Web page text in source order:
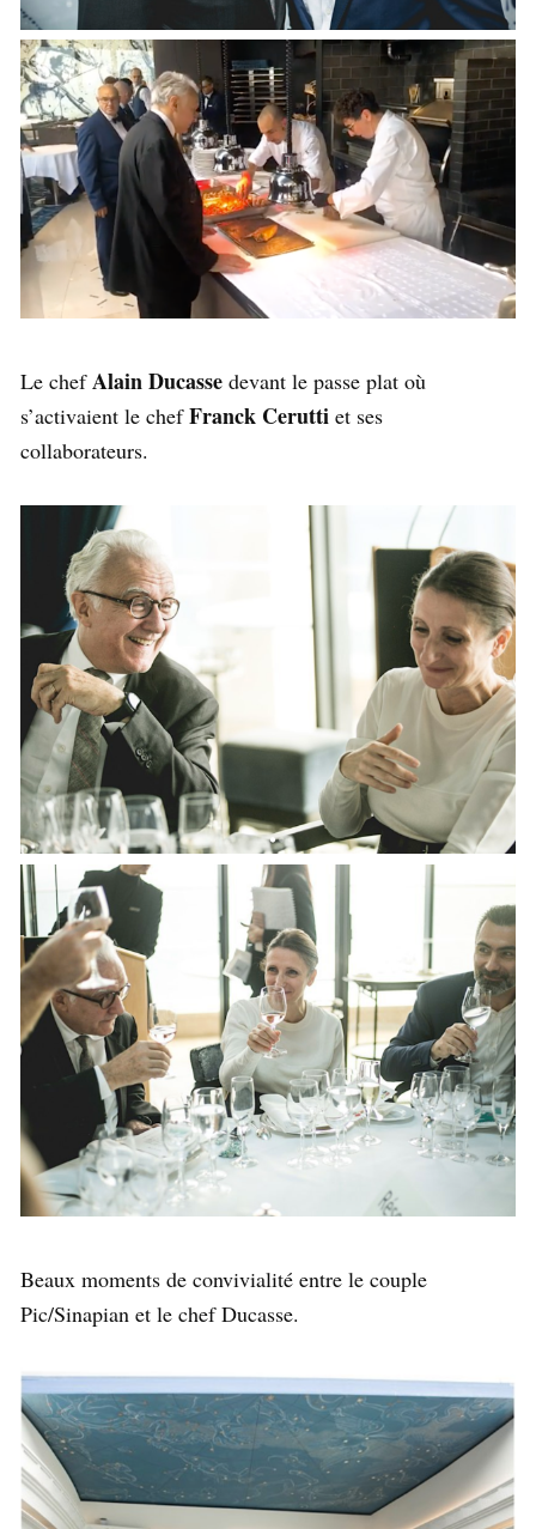
Le chefAlain Ducasse devant le passe plat où
s’activaient le chefFranck Cerutti et ses
collaborateurs.
Beaux moments de convivialité entre le couple
Pic/Sinapian et le chef Ducasse.